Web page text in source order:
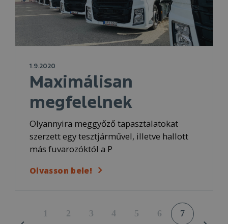
1.9.2020
Maximálisan
megfelelnek
Olyannyira meggyőző tapasztalatokat
szerzett egy tesztjárművel, illetve hallott
más fuvarozóktól a P
Olvasson bele!
1 2 3 4 5 6 7